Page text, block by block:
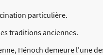
particulière.
traditions anciennes.
Hénoch demeure l'une